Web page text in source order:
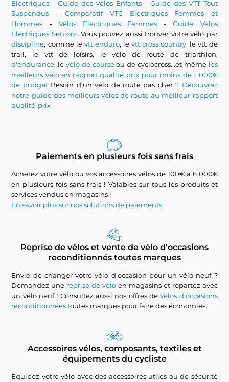
Electriques -Guide des vélos Enfants - Guide des VTT Tout
Suspendus -Comparatif VTC Electriques Femmes et
Hommes - Vélos Electriques Femmes -Guide Vélos
Electriques Seniors...Vous pouvez aussi trouver votre vélo par
discipline, comme le vtt enduro, levtt cross country, le vtt de
trail, le vtt de loisirs, le vélo de route de trialthlon,
d'endurance, levélo de courseou de cyclocross...et même les
meilleurs vélo en rapport qualité prix pour moins de 1 000€
de budgetBesoin d'un vélo de route pas cher ? Découvrez
notre guide des meilleurs vélos de route au meilleur rapport
qualité-prix
Paiements en plusieurs fois sans frais
Achetez votre vélo ou vos accessoires vélos de 100€ à 6 000€
en plusieurs fois sans frais ! Valables sur tous les produits et
services vendus en magasins !
En savoir plus sur nos solutions de paiements
Reprise de vélos et vente de vélo d'occasions
reconditionnés toutes marques
Envie de changer votre vélo d'occasion pour un vélo neuf ?
Demandez une reprise de vélo en magasins et repartez avec
un vélo neuf ! Consultez aussi nos offres devélos d'occasions
reconditionnéestoutes marques pour faire des économies.
Accessoires vélos, composants, textiles et
équipements du cycliste
Equipez votre vélo avec des accessoires utiles ou de sécurité